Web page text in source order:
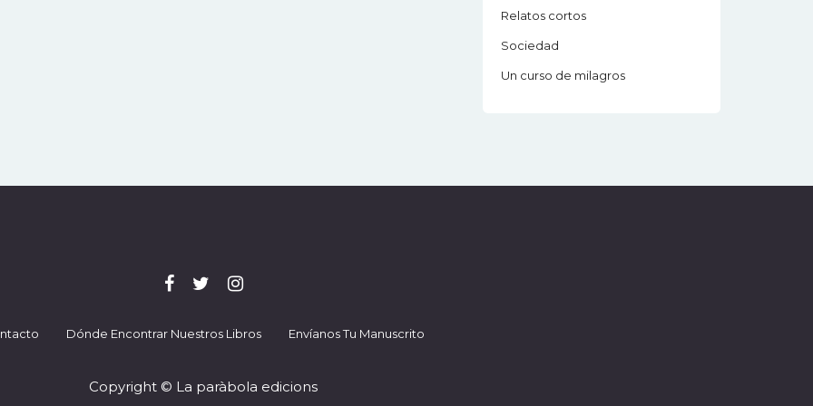
Relatos cortos
Sociedad
Un curso de milagros
Dónde Encontrar Nuestros Libros Envíanos Tu Manuscrito
Copyright © La paràbola edicions